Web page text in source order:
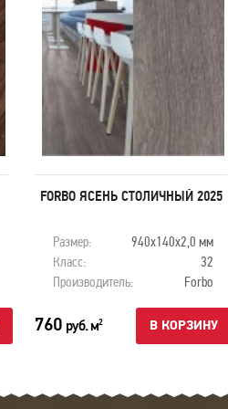
FORBO ЯСЕНЬ СТОЛИЧНЫЙ 2025
Размер:
940х140х2,0 мм
Класс:
32
Производитель:
Forbo
760 руб. м2 В КОРЗИНУ